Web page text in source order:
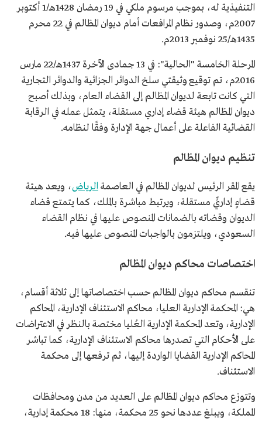
التنفيذية له، بموجب مرسوم ملكي في 19 رمضان 1428هـ/1 أكتوبر
2007م، وصدور نظام المرافعات أمام ديوان المظالم في 22 محرم
1435هـ/25 نوفمبر 2013م.
المرحلة الخامسة "الحالية": في 13 جمادى الآخرة 1437هـ/22 مارس
2016م، تم توقيع وثيقتي سلخ الدوائر الجزائية والدوائر التجارية
التي كانت تابعة لديوان المظالم إلى القضاء العام، وبذلك أصبح
ديوان المظالم هيئة قضاء إداري مستقلة، يتمثل عمله في الرقابة
القضائية الفاعلة على أعمال جهة الإدارة وفقًا لنظامه.
تنظيم ديوان المظالم
يقع المقر الرئيس لديوان المظالم في العاصمة الرياض، ويعد هيئة
قضاءٍ إداريٍّ مستقلة، ويرتبط مباشرة بالملك، كما يتمتع قضاء
الديوان وقضاته بالضمانات المنصوص عليها في نظام القضاء
السعودي، ويلتزمون بالواجبات المنصوص عليها فيه.
اختصاصات محاكم ديوان المظالم
تنقسم محاكم ديوان المظالم حسب اختصاصاتها إلى ثلاثة أقسام،
هي: المحكمة الإدارية العليا، محاكم الاستئناف الإدارية، المحاكم
الإدارية، وتعد المحكمة الإدارية العُليا مختصة بالنظر في الاعتراضات
على الأحكام التي تصدرها محاكم الاستئناف الإدارية، كما تباشر
المحاكم الإدارية القضايا الواردة إليها، ثم ترفعها إلى محكمة
الاستئناف.
وتتوزع محاكم ديوان المظالم على العديد من مدن ومحافظات
المملكة، ويبلغ عددها نحو 25 محكمة، منها: 18 محكمة إدارية،